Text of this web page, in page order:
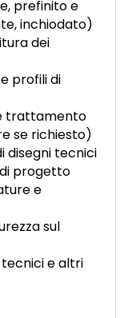
prefinito e
inchiodato)
dei
profili di
trattamento
se richiesto)
disegni tecnici
progetto
e
sul
e altri